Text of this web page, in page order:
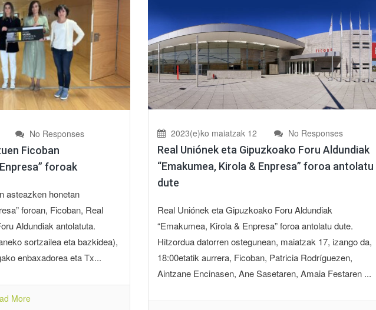
No Responses
Ficoban
foroak
asteazken honetan
foroan, Ficoban, Real
Aldundiak antolatuta.
sortzailea eta bazkidea),
enbaxadorea eta Tx...
More
2023(e)ko maiatzak 12 No Responses
Real Uniónek eta Gipuzkoako Foru Aldundiak
“Emakumea, Kirola & Enpresa” foroa antolatu
dute
Real Uniónek eta Gipuzkoako Foru Aldundiak
“Emakumea, Kirola & Enpresa” foroa antolatu dute.
Hitzordua datorren ostegunean, maiatzak 17, izango da,
18:00etatik aurrera, Ficoban, Patricia Rodríguezen,
Aintzane Encinasen, Ane Sasetaren, Amaia Festaren ...